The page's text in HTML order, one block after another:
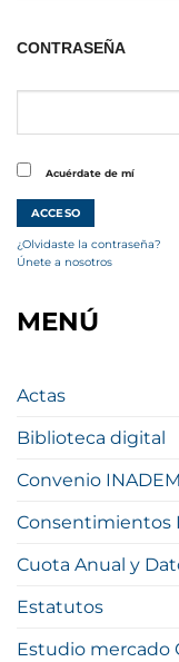
CONTRASEÑA
Acuérdate de mí
¿Olvidaste la contraseña?
Únete a nosotros
MENÚ
Actas
Biblioteca digital
Convenio INADEM
Consentimientos
Cuota Anual y
Estatutos
Estudio mercado